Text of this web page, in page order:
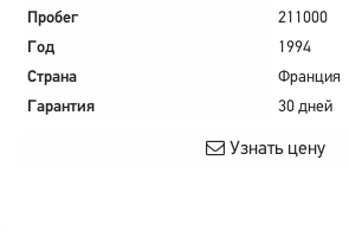
Пробег
211000
Год
1994
Страна
Франция
Гарантия
30 дней
Узнать цену